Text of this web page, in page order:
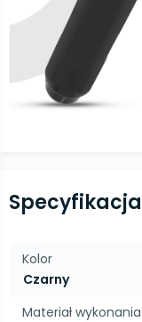
Kolor
Czarny
Materiał wykonania